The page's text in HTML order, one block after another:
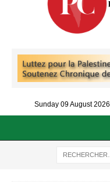
Sunday 09 August 2026